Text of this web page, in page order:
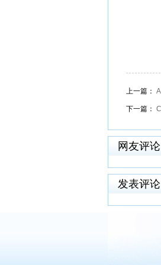
上一篇：
下一篇：
网友评论
发表评论